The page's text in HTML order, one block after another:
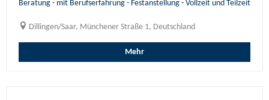
Beratung - mit Berufserfahrung - Festanstellung - Vollzeit und Teilzeit
Dillingen/Saar, Münchener Straße 1, Deutschland
Mehr